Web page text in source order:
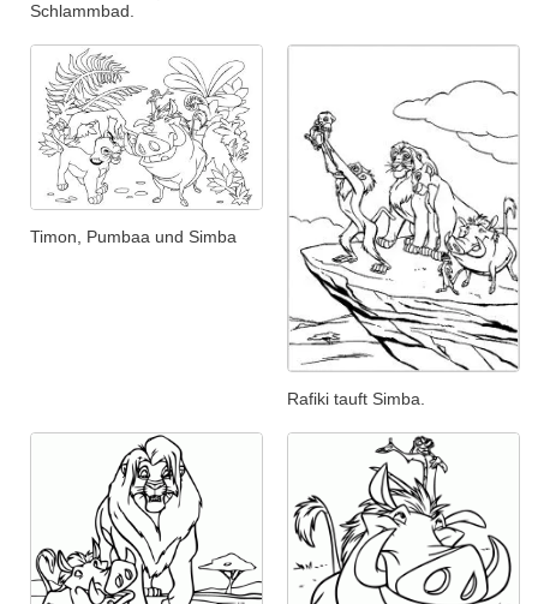
Schlammbad.
Timon, Pumbaa und Simba
Rafiki tauft Simba.